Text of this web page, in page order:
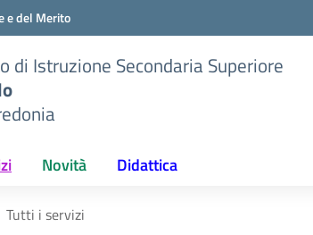
strumenti
e del Merito
di Istruzione Secondaria Superiore
Novità Didattica
Tutti i servizi